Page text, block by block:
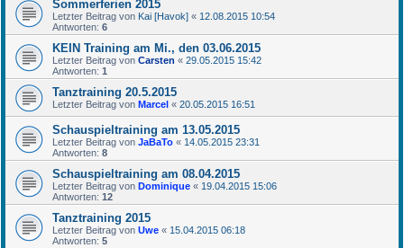
Sommerferien 2015
Letzter Beitrag von Kai [Havok] « 12.08.2015 10:54
Antworten: 6
KEIN Training am Mi., den 03.06.2015
Letzter Beitrag von Carsten « 29.05.2015 15:42
Antworten: 1
Tanztraining 20.5.2015
Letzter Beitrag von Marcel « 20.05.2015 16:51
Schauspieltraining am 13.05.2015
Letzter Beitrag von JaBaTo « 14.05.2015 23:31
Antworten: 8
Schauspieltraining am 08.04.2015
Letzter Beitrag von Dominique « 19.04.2015 15:06
Antworten: 12
Tanztraining 2015
Letzter Beitrag von Uwe « 15.04.2015 06:18
Antworten: 5